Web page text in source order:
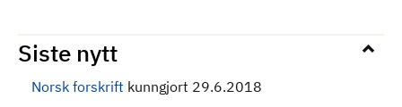
Siste nytt
Norsk forskrift kunngjort 29.6.2018